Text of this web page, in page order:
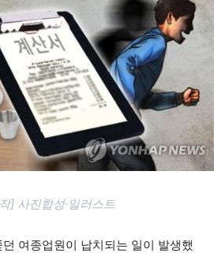
] 사진합성·일러스트
여종업원이 납치되는 일이 발생했